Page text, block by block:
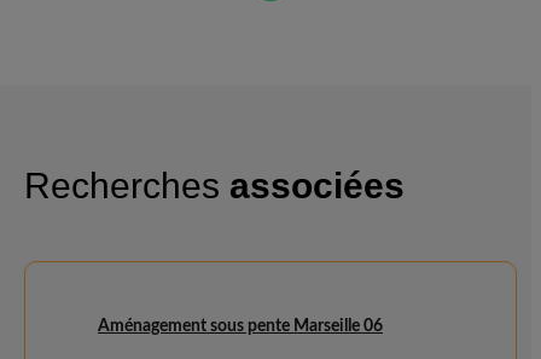
Recherches associées
Aménagement sous pente Marseille 06